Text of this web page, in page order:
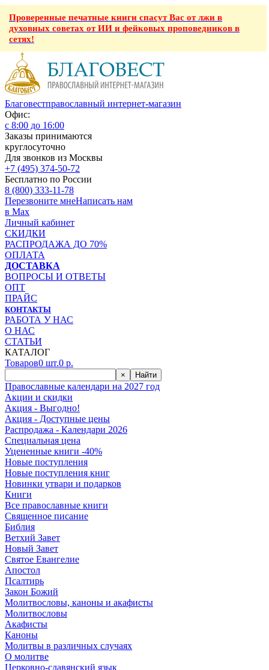
Проверенные печатные книги спасут Вас от лжи в
духовных советах от ИИ и фейковых проповедников в
сетях!
Благовестправославный интернет-магазин
Офис:
с 8:00 до 16:00
Заказы принимаются
круглосуточно
Для звонков из Москвы
+7 (495) 374-50-72
Бесплатно по России
8 (800) 333-11-78
Перезвоните мнеНаписать нам
в Max
Личный кабинет
СКИДКИ
РАСПРОДАЖА ДО 70%
ОПЛАТА
ДОСТАВКА
ВОПРОСЫ И ОТВЕТЫ
ОПТ
ПРАЙС
КОНТАКТЫ
РАБОТА У НАС
О НАС
СТАТЬИ
КАТАЛОГ
Товаров0 шт.0 р.
× Найти
Православные календари на 2027 год
Акции и скидки
Акция - Выгодно!
Акция - Доступные цены
Распродажа - Календари 2026
Специальная цена
Уцененные книги -40%
Новые поступления
Новые поступления книг
Новинки утвари и подарков
Книги
Все православные книги
Священное писание
Библия
Ветхий Завет
Новый Завет
Святое Евангелие
Апостол
Псалтирь
Закон Божий
Молитвословы, каноны и акафисты
Молитвословы
Акафисты
Каноны
Молитвы в различных случаях
О молитве
Церковно-славянский язык